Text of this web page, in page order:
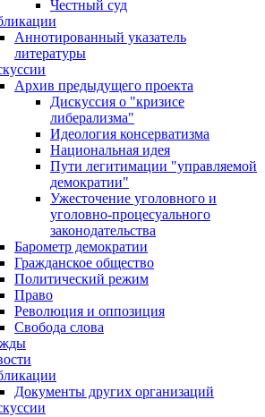
Честный суд
Аннотированный указатель
литературы
Архив предыдущего проекта
Дискуссия о "кризисе
либерализма"
Идеология консерватизма
Национальная идея
Пути легитимации "управляемой
демократии"
Ужесточение уголовного и
уголовно-процесуального
законодательства
Барометр демократии
Гражданское общество
Политический режим
Право
Революция и оппозиция
Свобода слова
Документы других организаций